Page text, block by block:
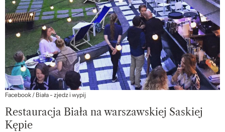
Facebook / Biała - zjedz i wypij
Restauracja Biała na warszawskiej Saskiej
Kępie